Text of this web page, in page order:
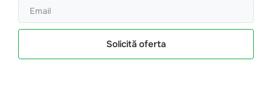
Solicită oferta